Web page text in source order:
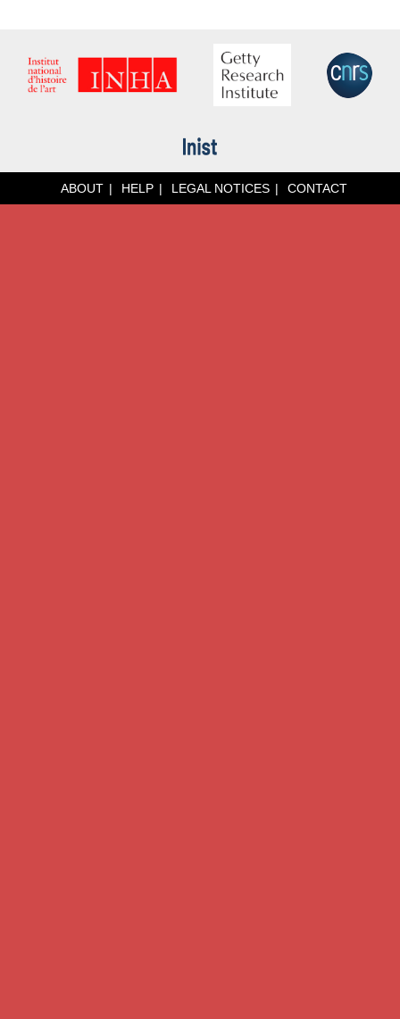
ABOUT HELP LEGAL NOTICES CONTACT